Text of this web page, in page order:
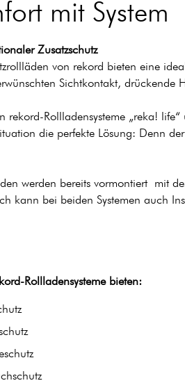
mit System
Zusatzschutz
von rekord bieten eine
Sichtkontakt, drückende
rekord-Rollladensysteme „reka!
die perfekte Lösung: Denn
werden bereits vormontiert mit
kann bei beiden Systemen auch
Rollladensysteme bieten: